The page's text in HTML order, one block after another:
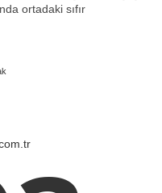
ortadaki sıfır